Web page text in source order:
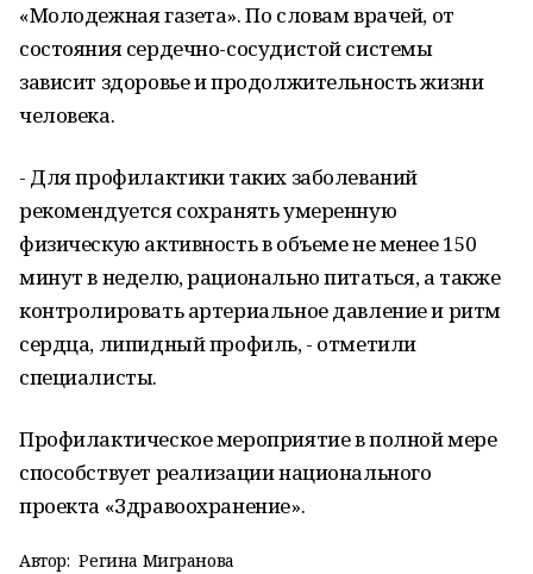
«Молодежная газета». По словам врачей, от
состояния сердечно-сосудистой системы
зависит здоровье и продолжительность жизни
человека.
- Для профилактики таких заболеваний
рекомендуется сохранять умеренную
физическую активность в объеме не менее 150
минут в неделю, рационально питаться, а также
контролировать артериальное давление и ритм
сердца, липидный профиль, - отметили
специалисты.
Профилактическое мероприятие в полной мере
способствует реализации национального
проекта «Здравоохранение».
Автор: Регина Мигранова